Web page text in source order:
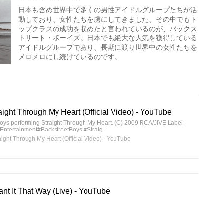
日本も含め世界中で多くの男性アイドルグループたちが活
動しており、女性たちを虜にしてきました、その中でもト
ップクラスの成功を収めたと言われているのが、バックス
トリート・ボーイズ。日本でも絶大な人気を獲得している
アイドルグループであり、長期に渡り世界中の女性たちを
メロメロにし続けているのです。
Through My Heart (Official Video) - YouTube
performing Straight Through My Heart. (C) 2009 RCA/JIVE Label
#Straig...
Through My Heart (Official Video) - YouTube
It That Way (Live) - YouTube